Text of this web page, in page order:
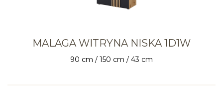
MALAGA WITRYNA NISKA 1D1W
90 cm / 150 cm / 43 cm